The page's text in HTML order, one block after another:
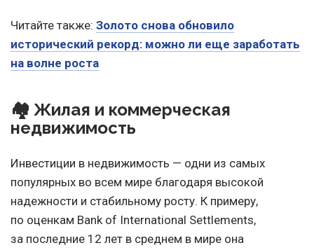
Читайте также: Золото снова обновило
исторический рекорд: можно ли еще заработать
на волне роста
🏘️ Жилая и коммерческая
недвижимость
Инвестиции в недвижимость — одни из самых
популярных во всем мире благодаря высокой
надежности и стабильному росту. К примеру,
по оценкам Bank of International Settlements,
за последние 12 лет в среднем в мире она